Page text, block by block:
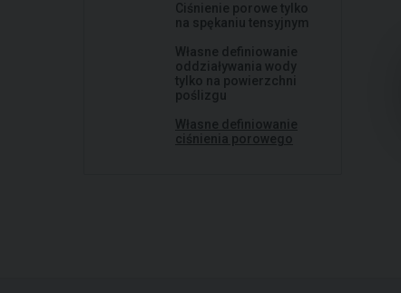
Ciśnienie porowe tylko
na spękaniu tensyjnym
Własne definiowanie
oddziaływania wody
tylko na powierzchni
poślizgu
Własne definiowanie
ciśnienia porowego